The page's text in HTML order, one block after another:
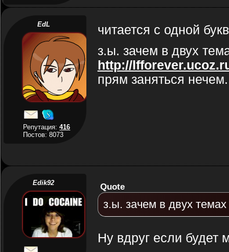
EdL
Репутация:416
Постов: 8073
читается с одной
з.ы. зачем в двух
http://
прям заняться
Edik92 Quote
з.ы. зачем в двух темах
Ну вдруг если будет